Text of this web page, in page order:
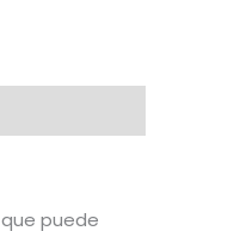
puede